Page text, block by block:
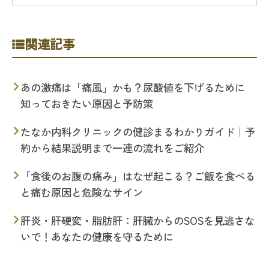
関連記事
あの激痛は「痛風」かも？尿酸値を下げるために
知っておきたい原因と予防策
たなか内科クリニックの健診まるわかりガイド｜予
約から結果説明まで一連の流れをご紹介
「食後のお腹の痛み」はなぜ起こる？ご飯を食べる
と痛む原因と危険なサイン
肝炎・肝硬変・脂肪肝：肝臓からのSOSを見逃さな
いで！あなたの健康を守るために